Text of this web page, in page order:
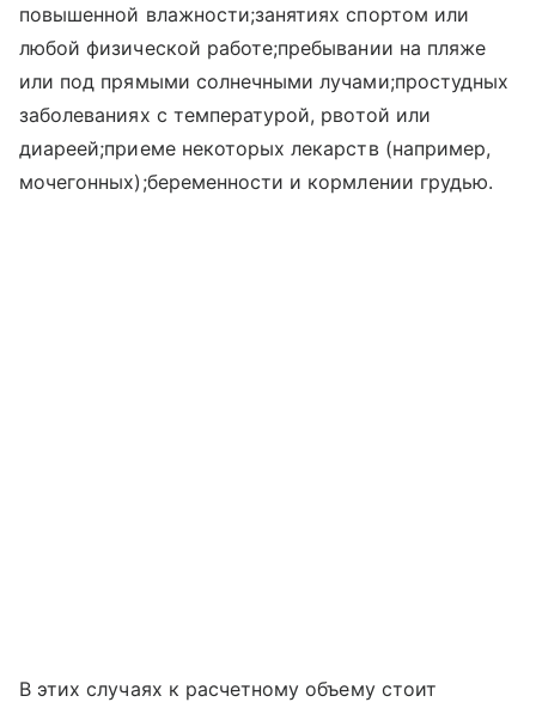
повышенной влажности;занятиях спортом или
любой физической работе;пребывании на пляже
или под прямыми солнечными лучами;простудных
заболеваниях с температурой, рвотой или
диареей;приеме некоторых лекарств (например,
мочегонных);беременности и кормлении грудью.
В этих случаях к расчетному объему стоит